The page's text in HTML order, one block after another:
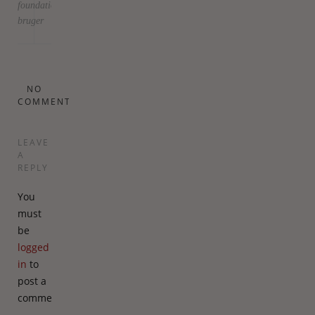
foundation
bruger
NO
COMMENTS
LEAVE
A
REPLY
You
must
be
logged
in to
post a
comment.